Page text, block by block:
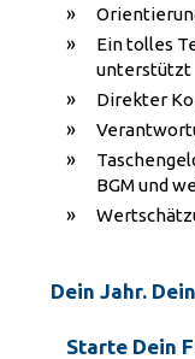
Ein tolles
unterstützt
Direkter
BGM und
Dein Jahr.
Starte Dein